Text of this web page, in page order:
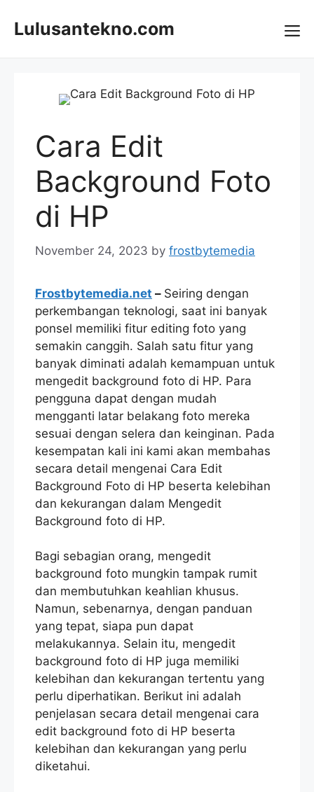
Lulusantekno.com
Cara Edit
Background Foto
di HP
November 24, 2023 by frostbytemedia
Frostbytemedia.net – Seiring dengan
perkembangan teknologi, saat ini banyak
ponsel memiliki fitur editing foto yang
semakin canggih. Salah satu fitur yang
banyak diminati adalah kemampuan untuk
mengedit background foto di HP. Para
pengguna dapat dengan mudah
mengganti latar belakang foto mereka
sesuai dengan selera dan keinginan. Pada
kesempatan kali ini kami akan membahas
secara detail mengenai Cara Edit
Background Foto di HP beserta kelebihan
dan kekurangan dalam Mengedit
Background foto di HP.
Bagi sebagian orang, mengedit
background foto mungkin tampak rumit
dan membutuhkan keahlian khusus.
Namun, sebenarnya, dengan panduan
yang tepat, siapa pun dapat
melakukannya. Selain itu, mengedit
background foto di HP juga memiliki
kelebihan dan kekurangan tertentu yang
perlu diperhatikan. Berikut ini adalah
penjelasan secara detail mengenai cara
edit background foto di HP beserta
kelebihan dan kekurangan yang perlu
diketahui.